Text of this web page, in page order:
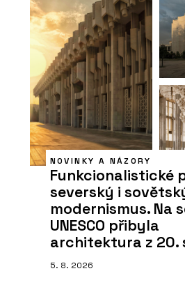
NOVINKY A NÁZORY
Funkcionalistické
severský i
modernismus. Na
UNESCO přibyla
architektura z 20.
5. 8. 2026